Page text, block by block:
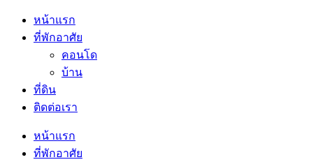
หน้าแรก
ที่พักอาศัย
คอนโด
บ้าน
ที่ดิน
ติดต่อเรา
หน้าแรก
ที่พักอาศัย